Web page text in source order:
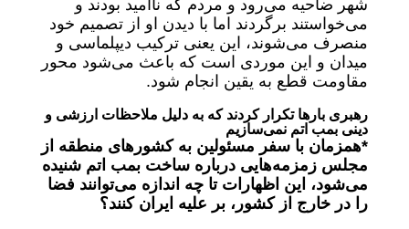
شهر ضاحیه می‌رود و مردم که ناامید بودند و
می‌خواستند برگردند اما با دیدن او از تصمیم خود
منصرف می‌شوند، این یعنی ترکیب دیپلماسی و
میدان و این موردی است که باعث می‌شود محور
مقاومت قطع به یقین انجام شود.
رهبری بارها تکرار کردند که به دلیل ملاحظات ارزشی و
دینی بمب اتم نمی‌سازیم
*همزمان با سفر مسئولین به کشورهای منطقه از
مجلس زمزمه‌هایی درباره ساخت بمب اتم شنیده
می‌شود، این اظهارات تا چه اندازه می‌توانند فضا
را در خارج از کشور، بر علیه ایران کنند؟